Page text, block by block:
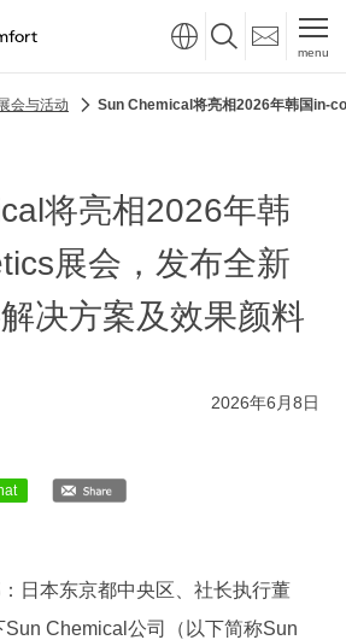
menu
会与活动 Sun Chemical将亮相2026年韩国in-
将亮相2026年韩
展会，发布全新
决方案及效果颜料
2026年6月8日
日本东京都中央区、社长执行董
Chemical公司（以下简称Sun